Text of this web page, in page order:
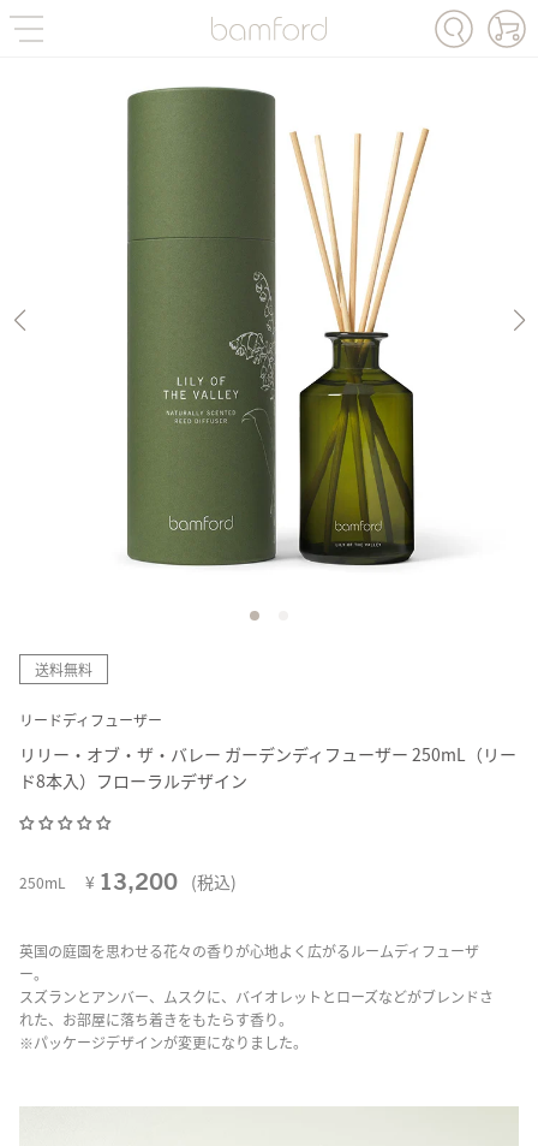
送料無料
リードディフューザー
リリー・オブ・ザ・バレー ガーデンディフューザー 250mL（リー
ド8本入）フローラルデザイン
250mL ¥ 13,200 (税込)
英国の庭園を思わせる花々の香りが心地よく広がるルームディフューザ
ー。
スズランとアンバー、ムスクに、バイオレットとローズなどがブレンドさ
れた、お部屋に落ち着きをもたらす香り。
※パッケージデザインが変更になりました。